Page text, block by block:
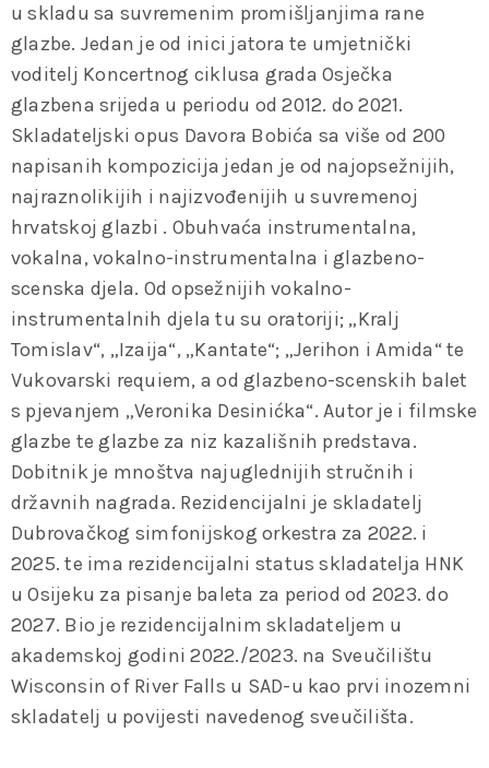
u skladu sa suvremenim promišljanjima rane
glazbe. Jedan je od inici jatora te umjetnički
voditelj Koncertnog ciklusa grada Osječka
glazbena srijeda u periodu od 2012. do 2021.
Skladateljski opus Davora Bobića sa više od 200
napisanih kompozicija jedan je od najopsežnijih,
najraznolikijih i najizvođenijih u suvremenoj
hrvatskoj glazbi . Obuhvaća instrumentalna,
vokalna, vokalno-instrumentalna i glazbeno-
scenska djela. Od opsežnijih vokalno-
instrumentalnih djela tu su oratoriji; „Kralj
Tomislav“, „Izaija“, „Kantate“; „Jerihon i Amida“ te
Vukovarski requiem, a od glazbeno-scenskih balet
s pjevanjem „Veronika Desinićka“. Autor je i filmske
glazbe te glazbe za niz kazališnih predstava.
Dobitnik je mnoštva najuglednijih stručnih i
državnih nagrada. Rezidencijalni je skladatelj
Dubrovačkog simfonijskog orkestra za 2022. i
2025. te ima rezidencijalni status skladatelja HNK
u Osijeku za pisanje baleta za period od 2023. do
2027. Bio je rezidencijalnim skladateljem u
akademskoj godini 2022./2023. na Sveučilištu
Wisconsin of River Falls u SAD-u kao prvi inozemni
skladatelj u povijesti navedenog sveučilišta.